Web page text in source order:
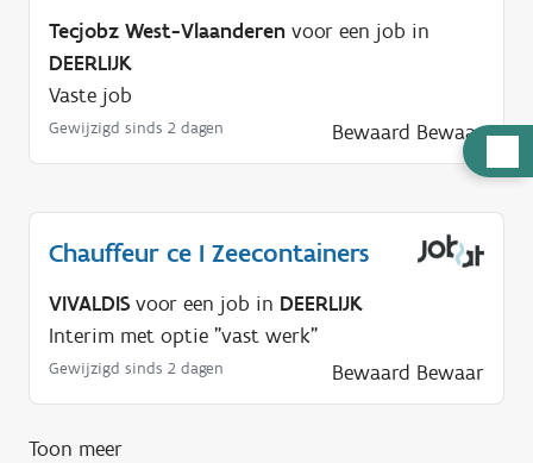
u
l
p
i
g
Tecjobz West-Vlaanderen voor een job in
DEERLIJK
Vaste job
Gewijzigd sinds 2 dagen Bewaard Bewaar
Chauffeur ce I Zeecontainers
VIVALDIS voor een job in DEERLIJK
Interim met optie "vast werk"
Gewijzigd sinds 2 dagen Bewaard Bewaar
Toon meer